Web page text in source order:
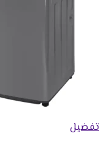
تفضيل